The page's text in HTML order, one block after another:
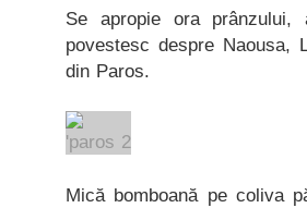
Se apropie ora
povestesc despre Naousa,
din Paros.
Mică bomboană pe coliva